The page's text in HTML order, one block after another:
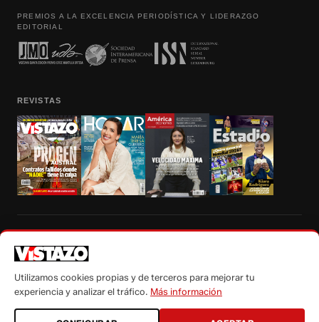
PREMIOS A LA EXCELENCIA PERIODÍSTICA Y LIDERAZGO
EDITORIAL
REVISTAS
autorización escrita de su titular, de todos los contenidos de Vistazo.com.
Utilizamos cookies propias y de terceros para mejorar tu
experiencia y analizar el tráfico. Más información